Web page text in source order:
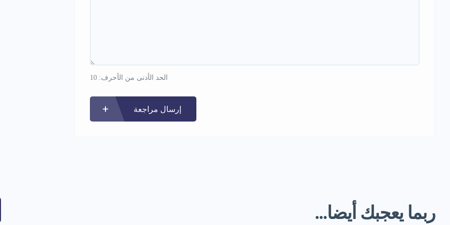
الحد الأدنى من الأحرف: 10
إرسال مراجعة
ربما يعجبك أيضا...